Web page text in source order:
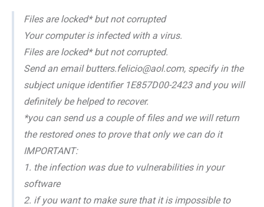
Files are locked* but not corrupted
Your computer is infected with a virus.
Files are locked* but not corrupted.
Send an email butters.felicio@aol.com, specify in the
subject unique identifier 1E857D00-2423 and you will
definitely be helped to recover.
*you can send us a couple of files and we will return
the restored ones to prove that only we can do it
IMPORTANT:
1. the infection was due to vulnerabilities in your
software
2. if you want to make sure that it is impossible to